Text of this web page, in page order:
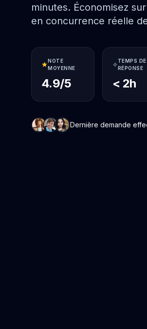
minutes. Économisez
en concurrence réelle
NOTE
MOYENNE
4.9/5
TEMPS DE
RÉPONSE
< 2h
Dernière demande